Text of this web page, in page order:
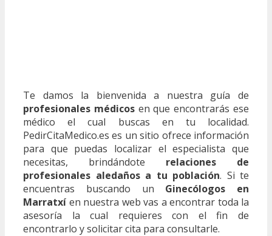
Te damos la bienvenida a nuestra guía de
profesionales médicosen que encontrarás ese
médico el cual buscas en tu localidad.
PedirCitaMedico.es es un sitio ofrece información
para que puedas localizar el especialista que
necesitas, brindándote relaciones de
profesionales aledaños a tu población. Si te
encuentras buscando un Ginecólogos en
Marratxí en nuestra web vas a encontrar toda la
asesoría la cual requieres con el fin de
encontrarlo y solicitar cita para consultarle.